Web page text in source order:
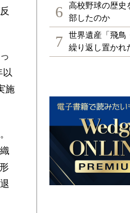
以
施
6
高校野球の歴史
部したのか
7
世界遺産「飛
繰り返し置かれ